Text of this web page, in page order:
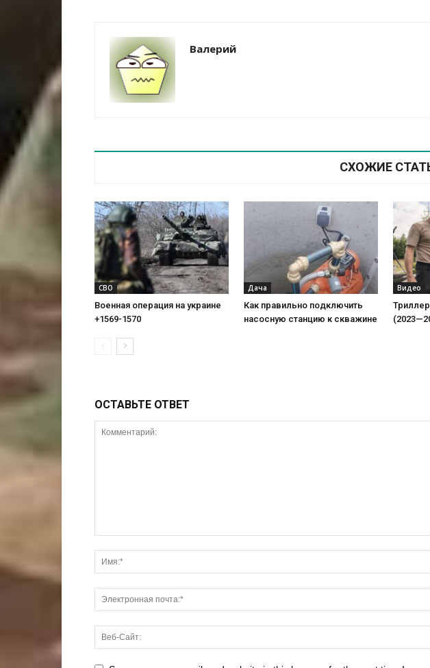
Валерий
СХОЖИЕ
СВО
Военная операция на украине
+1569-1570
Дача
Как правильно подключить
насосную станцию к скважине
Видео
ОСТАВЬТЕ ОТВЕТ